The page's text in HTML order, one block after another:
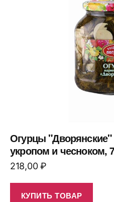
Огурцы
укропом и чесноком,
218,00₽
КУПИТЬ ТОВАР